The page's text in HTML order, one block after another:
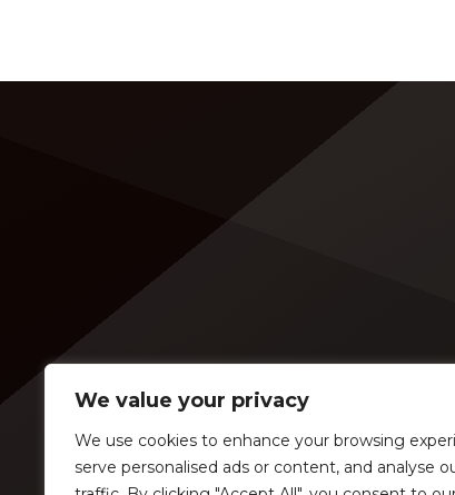
We value your privacy
We use cookies to enhance your browsing
serve personalised ads or content, and analyse